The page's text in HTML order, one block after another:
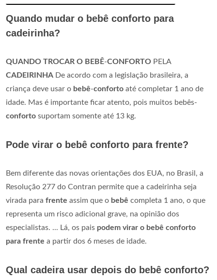
Quando mudar o bebê conforto para
cadeirinha?
QUANDO TROCAR O BEBÊ-CONFORTO PELA
CADEIRINHA De acordo com a legislação brasileira, a
criança deve usar o bebê-conforto até completar 1 ano de
idade. Mas é importante ficar atento, pois muitos bebês-
conforto suportam somente até 13 kg.
Pode virar o bebê conforto para frente?
Bem diferente das novas orientações dos EUA, no Brasil, a
Resolução 277 do Contran permite que a cadeirinha seja
virada para frente assim que o bebê completa 1 ano, o que
representa um risco adicional grave, na opinião dos
especialistas. ... Lá, os pais podem virar o bebê conforto
para frente a partir dos 6 meses de idade.
Qual cadeira usar depois do bebê conforto?